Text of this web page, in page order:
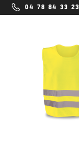
04 78 84 33 23